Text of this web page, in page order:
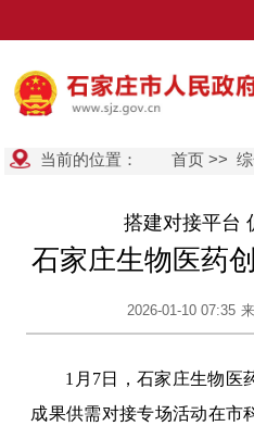
当前的位置： 首页 >>
搭建对接平台
石家庄生物医药
2026-01-10 07:35
1月7日，石家庄生物医
成果供需对接专场活动在市